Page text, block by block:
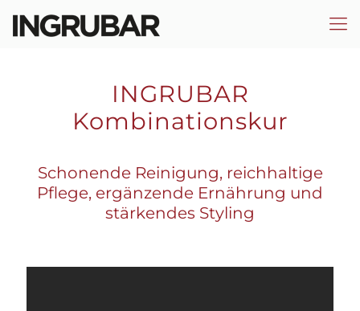
INGRUBAR
Kombinationskur
Schonende Reinigung, reichhaltige
Pflege, ergänzende Ernährung und
stärkendes Styling